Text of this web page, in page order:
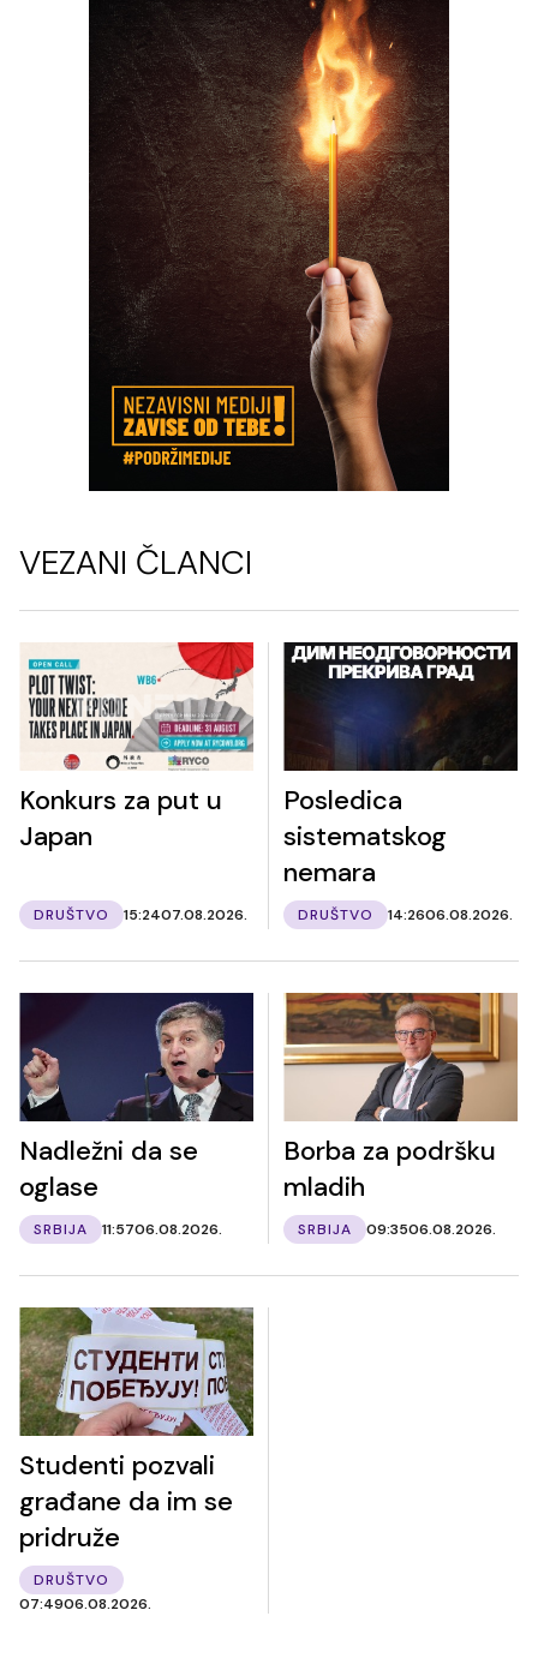
VEZANI ČLANCI
Konkurs za put u
Japan
DRUŠTVO 15:2407.08.2026.
Posledica
sistematskog
nemara
DRUŠTVO 14:2606.08.2026.
Nadležni da se
oglase
SRBIJA 11:5706.08.2026.
Borba za podršku
mladih
SRBIJA 09:3506.08.2026.
Studenti pozvali
građane da im se
pridruže
DRUŠTVO
07:4906.08.2026.